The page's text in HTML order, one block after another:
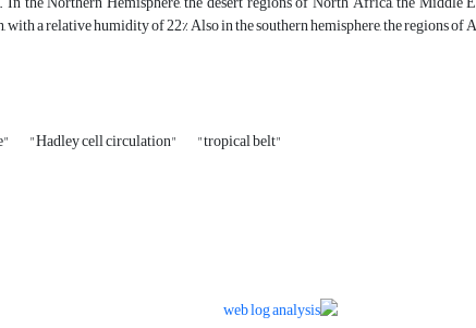
with a relative humidity of 22% Also in the southern hemisphere, the regions
"Hadley cell circulation" "tropical belt"